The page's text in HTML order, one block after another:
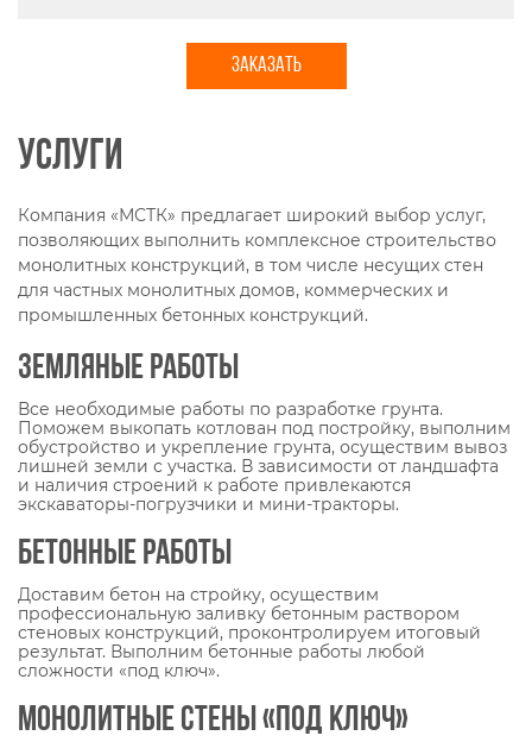
ЗАКАЗАТЬ
Услуги
Компания «МСТК» предлагает широкий выбор услуг,
позволяющих выполнить комплексное строительство
монолитных конструкций, в том числе несущих стен
для частных монолитных домов, коммерческих и
промышленных бетонных конструкций.
Земляные работы
Все необходимые работы по разработке грунта.
Поможем выкопать котлован под постройку, выполним
обустройство и укрепление грунта, осуществим вывоз
лишней земли с участка. В зависимости от ландшафта
и наличия строений к работе привлекаются
экскаваторы-погрузчики и мини-тракторы.
Бетонные работы
Доставим бетон на стройку, осуществим
профессиональную заливку бетонным раствором
стеновых конструкций, проконтролируем итоговый
результат. Выполним бетонные работы любой
сложности «под ключ».
Монолитные стены «под ключ»